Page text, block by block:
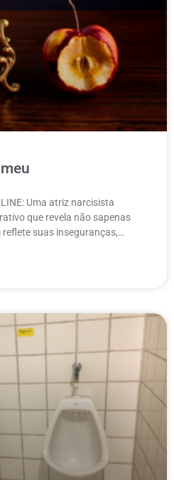
Uma atriz narcisista
que revela não sapenas
suas inseguranças,